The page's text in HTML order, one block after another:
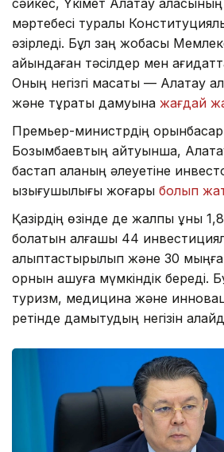
мәртебесі туралы
әзірледі. Бұл заң жобасы
айқындаған тәсілдер мен
Оның негізгі мақсаты — Алатау
және тұрақты дамуына жағдай
Премьер-министрдің
Бозымбаевтың айтуынша,
бастап қаланың әлеуетіне
қызығушылығы жоғары болып
Қазірдің өзінде де жалпы құны
болатын алғашқы 44
қалыптастырылып және 30
орнын ашуға мүмкіндік береді.
туризм, медицина және
ретінде дамытудың негізін